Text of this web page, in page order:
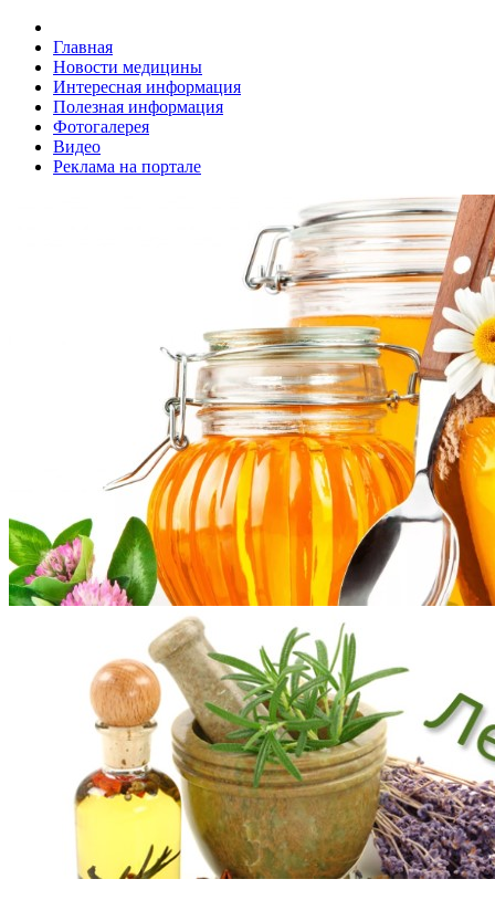
Главная
Новости медицины
Интересная информация
Полезная информация
Фотогалерея
Видео
Реклама на портале